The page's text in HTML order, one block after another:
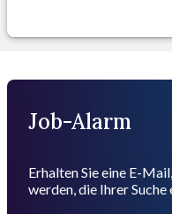
Job-Alarm
Erhalten Sie eine E-
werden, die Ihrer Suche